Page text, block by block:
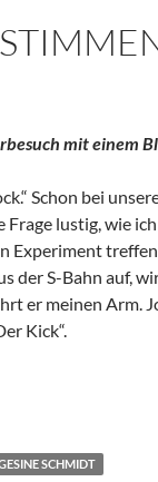
mit einem
Schon bei
Frage lustig, wie
Experiment
der S-Bahn auf,
er meinen Arm.
Kick“.
SCHMIDT